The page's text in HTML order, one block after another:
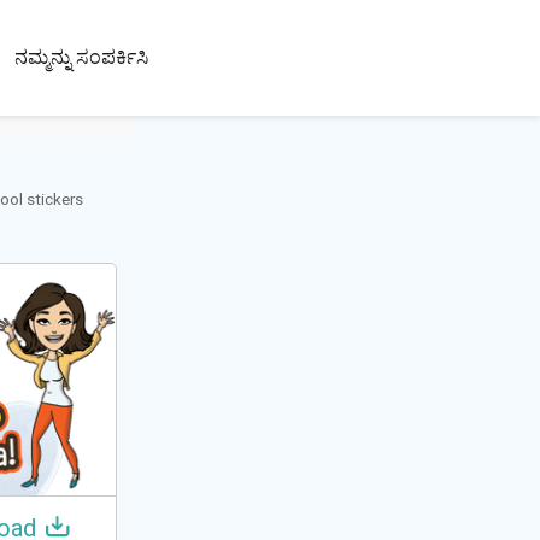
ನಮ್ಮನ್ನು ಸಂಪರ್ಕಿಸಿ
100+
ಭಾಷೆಗಳು
stickers